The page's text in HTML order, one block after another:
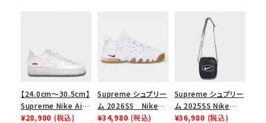
【24.0cm～30.5cm】
Supreme Nike Air
Force 1 Low シュプ
¥28,980 (税込)
Supreme シュプリー
ム 2026SS Nike
SB Air Max 2 CB 94
¥34,980 (税込)
Supreme シュプリー
ム 2025SS Nike
Leather Shoulder
¥36,980 (税込)